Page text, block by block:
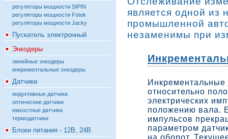
регуляторы мощности SIPIN
регуляторы мощности Fotek
регуляторы мощности Jacky
Пускатель электронный
Энкодеры
линейные энкодеры
инкрементальные энкодеры
Датчики
индуктивные датчики
оптические датчики
емкостные датчики
термодатчики
Блоки питания - 12В, 24В
является одной из
промышленной
незаменимы при
относительно
электрических
положению вала.
импульсов
параметром
на оборот.